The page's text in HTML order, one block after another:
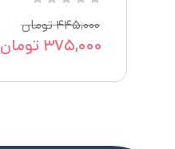
۴۴۵,۰۰۰تومان
۳۷۵,۰۰۰ تومان